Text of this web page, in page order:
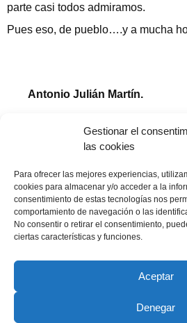
Gestionar el
las cookies
Para ofrecer las mejores experiencias,
cookies para almacenar y/o acceder a la
consentimiento de estas tecnologías nos
comportamiento de navegación o las
No consentir o retirar el consentimiento,
ciertas características y funciones.
Aceptar
Denegar
parte casi todos admiramos.
Pues eso, de pueblo….y a mucha
Antonio Julián Martín.
Publicado en «El Adelanto», 9
Compartir publicación
9 mayo, 2004
Copyright © 2022 ADSP